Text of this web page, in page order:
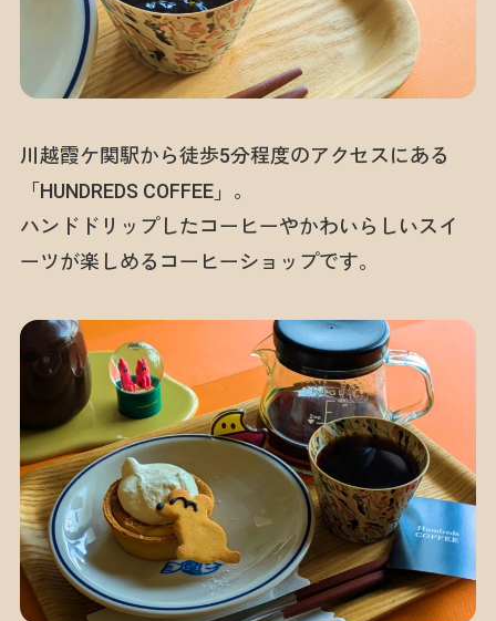
川越霞ケ関駅から徒歩5分程度のアクセスにある
「HUNDREDS COFFEE」。
ハンドドリップしたコーヒーやかわいらしいスイ
ーツが楽しめるコーヒーショップです。